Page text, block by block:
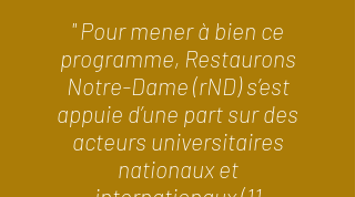
" Pour mener à bien ce
programme, Restaurons
Notre-Dame (rND) s’est
appuie d’une part sur des
acteurs universitaires
nationaux et